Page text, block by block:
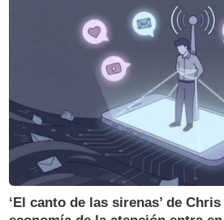
‘El canto de las sirenas’ de